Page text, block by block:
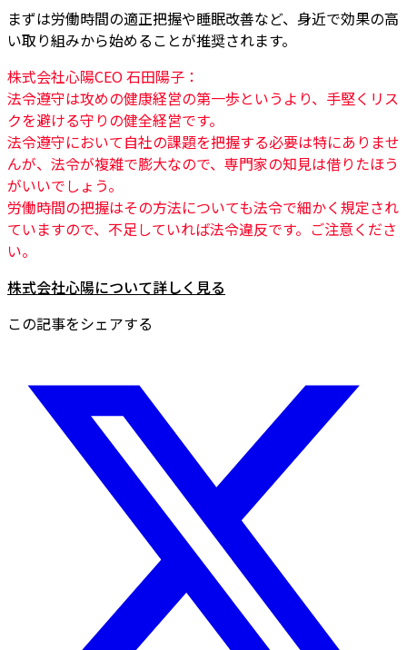
まずは労働時間の適正把握や睡眠改善など、身近で効果の高
い取り組みから始めることが推奨されます。
株式会社心陽CEO 石田陽子：
法令遵守は攻めの健康経営の第一歩というより、手堅くリス
クを避ける守りの健全経営です。
法令遵守において自社の課題を把握する必要は特にありませ
んが、法令が複雑で膨大なので、専門家の知見は借りたほう
がいいでしょう。
労働時間の把握はその方法についても法令で細かく規定され
ていますので、不足していれば法令違反です。ご注意くださ
い。
株式会社心陽について詳しく見る
この記事をシェアする